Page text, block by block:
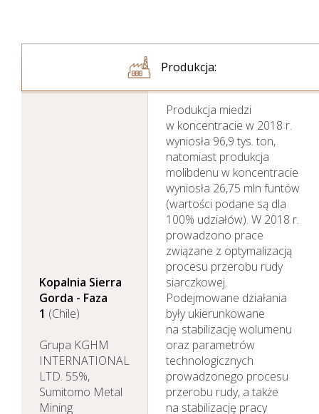
Produkcja:
Kopalnia Sierra
Gorda - Faza
1 (Chile)
Grupa KGHM
INTERNATIONAL
LTD. 55%,
Sumitomo Metal
Mining
Produkcja miedzi
w koncentracie w 2018 r.
wyniosła 96,9 tys. ton,
natomiast produkcja
molibdenu w koncentracie
wyniosła 26,75 mln funtów
(wartości podane są dla
100% udziałów). W 2018 r.
prowadzono prace
związane z optymalizacją
procesu przerobu rudy
siarczkowej.
Podejmowane działania
były ukierunkowane
na stabilizację wolumenu
oraz parametrów
technologicznych
prowadzonego procesu
przerobu rudy, a także
na stabilizację pracy